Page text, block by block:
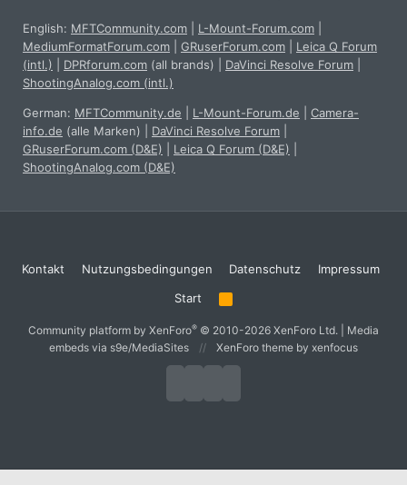
English: MFTCommunity.com L-Mount-Forum.com
MediumFormatForum.com
GRuserForum.com
Leica Q Forum
(intl.)
DPRforum.com (all brands) DaVinci Resolve Forum
ShootingAnalog.com (intl.)
German: MFTCommunity.de L-Mount-Forum.de
Camera-
info.de (alle Marken) DaVinci Resolve Forum
GRuserForum.com (D&E)
Leica Q Forum (D&E)
ShootingAnalog.com (D&E)
Kontakt Nutzungsbedingungen Datenschutz
Impressum
Start
R
S
Community platform by XenForo® © 2010-2026 XenForo Ltd.
Media
embeds via s9e/MediaSites
XenForo theme by xenfocus